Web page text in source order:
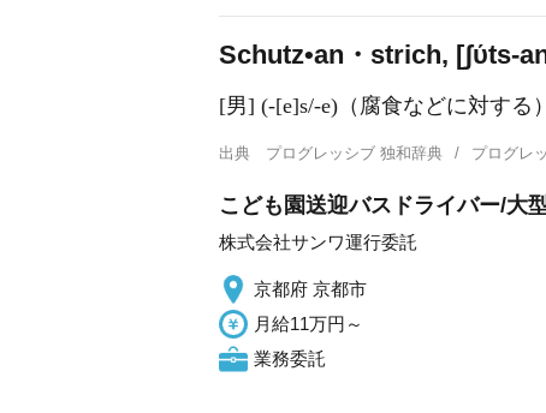
Schutz•an・strich, [ʃύts-
[男] (-[e]s/-e)（腐食などに対する
出典 プログレッシブ 独和辞典 プログレ
こども園送迎バスドライバー/大
株式会社サンワ運行委託
京都府 京都市
月給11万円～
業務委託